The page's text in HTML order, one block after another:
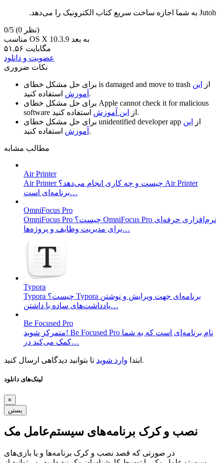
Jutoh به شما اجازه ساخت سریع کتاب الکترونیک را می‌دهد.
0/5
(0 نظر)
مناسب OS X 10.3.9 به بعد
۵۱,۵۶ مگابایت
عضویت و دانلود
نکات ضروری
is damaged and move to trash از
این
آموزش استفاده کنید.
Apple cannot check it for malicious
software
از این آموزش
استفاده کنید.
unidentified developer app از
این
آموزش استفاده کنید.
مطالب مشابه
Air Printer
Air Printer چیست و چه کاری انجام می‌دهد؟ Air Printer
برنامه‌ای است…
OmniFocus Pro
OmniFocus Pro چیست؟ OmniFocus Pro نرم‌افزاری حرفه‌ای
برای مدیریت وظایف و پروژه‌ها…
Typora
Typora چیست؟ Typora برنامه‌ای جهت ویرایش و نوشتن
یادداشت‌های ساده با داشتن…
Be Focused Pro
متمرکز شوید! Be Focused Pro نام برنامه‌ای است که به شما
کمک می‌کند در…
ابتدا وارد شوید تا بتوانید دیدگاهی ارسال کنید.
لینک‌های دانلود
×
بستن
نصب و کرک برنامه‌های سیستم‌عامل مک
در صورتی که قصد نصب و کرک برنامه‌ها و یا بازی‌های